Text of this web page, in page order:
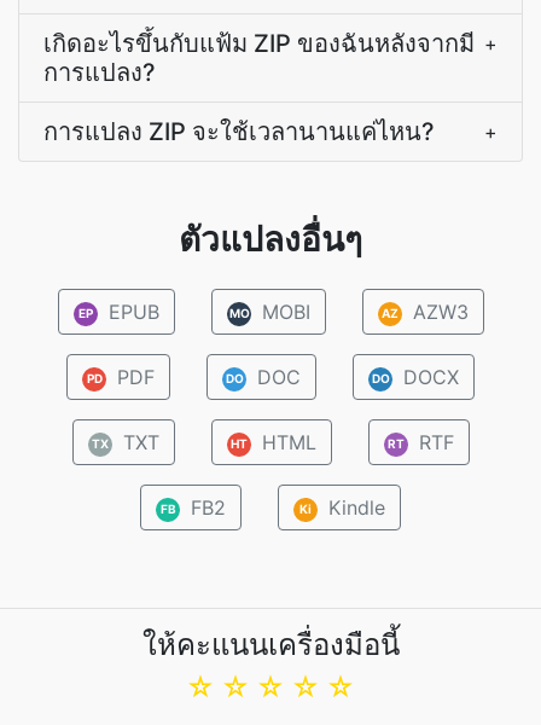
เกิดอะไรขึ้นกับแฟ้ม ZIP ของฉันหลังจากมี
การแปลง?
+
การแปลง ZIP จะใช้เวลานานแค่ไหน? +
ตัวแปลงอื่นๆ
EP EPUB MO MOBI AZ AZW3
PD PDF DO DOC DO DOCX
TX TXT HT HTML RT RTF
FB FB2 Ki Kindle
ให้คะแนนเครื่องมือนี้
☆
☆
☆
☆
☆